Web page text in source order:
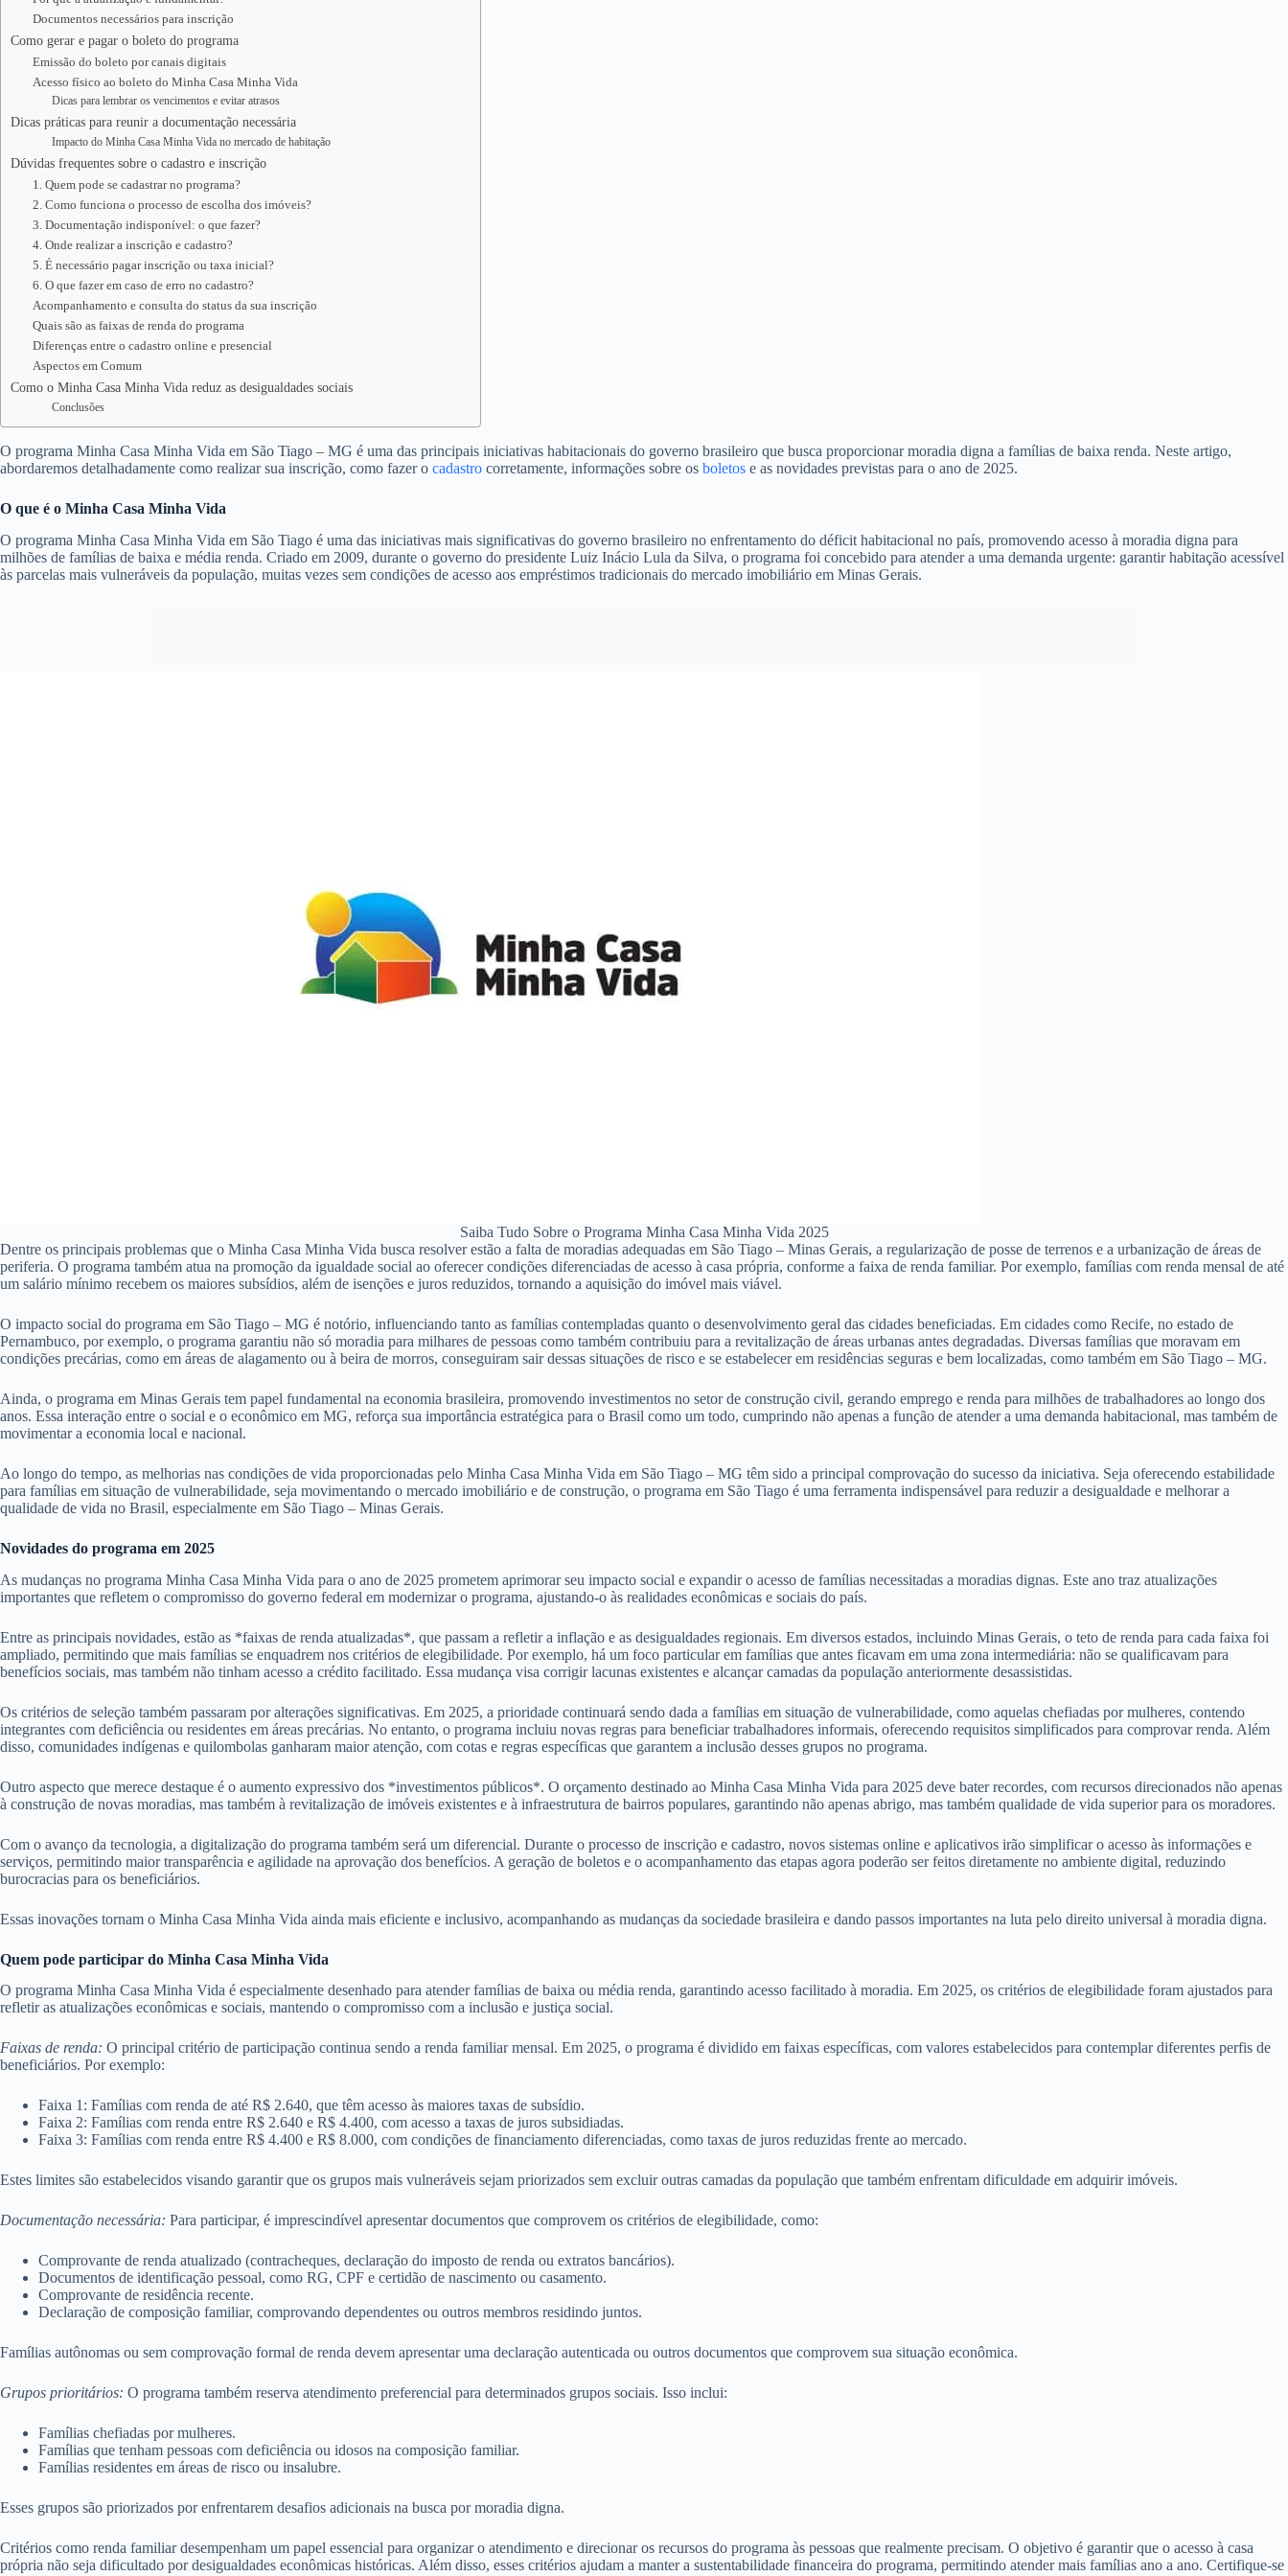
Documentos necessários para inscrição
Como gerar e pagar o boleto do programa
Emissão do boleto por canais digitais
Acesso físico ao boleto do Minha Casa Minha Vida
Dicas para lembrar os vencimentos e evitar atrasos
Dicas práticas para reunir a documentação necessária
Impacto do Minha Casa Minha Vida no mercado de habitação
Dúvidas frequentes sobre o cadastro e inscrição
1. Quem pode se cadastrar no programa?
2. Como funciona o processo de escolha dos imóveis?
3. Documentação indisponível: o que fazer?
4. Onde realizar a inscrição e cadastro?
5. É necessário pagar inscrição ou taxa inicial?
6. O que fazer em caso de erro no cadastro?
Acompanhamento e consulta do status da sua inscrição
Quais são as faixas de renda do programa
Diferenças entre o cadastro online e presencial
Aspectos em Comum
Como o Minha Casa Minha Vida reduz as desigualdades sociais
Conclusões
O programa Minha Casa Minha Vida em São Tiago – MG é uma das principais iniciativas habitacionais do governo brasileiro que busca proporcionar moradia digna a famílias de baixa renda. Neste artigo,
abordaremos detalhadamente como realizar sua inscrição, como fazer o cadastro corretamente, informações sobre os boletos e as novidades previstas para o ano de 2025.
O que é o Minha Casa Minha Vida
O programa Minha Casa Minha Vida em São Tiago é uma das iniciativas mais significativas do governo brasileiro no enfrentamento do déficit habitacional no país, promovendo acesso à moradia digna para
milhões de famílias de baixa e média renda. Criado em 2009, durante o governo do presidente Luiz Inácio Lula da Silva, o programa foi concebido para atender a uma demanda urgente: garantir habitação acessível
às parcelas mais vulneráveis da população, muitas vezes sem condições de acesso aos empréstimos tradicionais do mercado imobiliário em Minas Gerais.
Saiba Tudo Sobre o Programa Minha Casa Minha Vida 2025
Dentre os principais problemas que o Minha Casa Minha Vida busca resolver estão a falta de moradias adequadas em São Tiago – Minas Gerais, a regularização de posse de terrenos e a urbanização de áreas de
periferia. O programa também atua na promoção da igualdade social ao oferecer condições diferenciadas de acesso à casa própria, conforme a faixa de renda familiar. Por exemplo, famílias com renda mensal de até
um salário mínimo recebem os maiores subsídios, além de isenções e juros reduzidos, tornando a aquisição do imóvel mais viável.
O impacto social do programa em São Tiago – MG é notório, influenciando tanto as famílias contempladas quanto o desenvolvimento geral das cidades beneficiadas. Em cidades como Recife, no estado de
Pernambuco, por exemplo, o programa garantiu não só moradia para milhares de pessoas como também contribuiu para a revitalização de áreas urbanas antes degradadas. Diversas famílias que moravam em
condições precárias, como em áreas de alagamento ou à beira de morros, conseguiram sair dessas situações de risco e se estabelecer em residências seguras e bem localizadas, como também em São Tiago – MG.
Ainda, o programa em Minas Gerais tem papel fundamental na economia brasileira, promovendo investimentos no setor de construção civil, gerando emprego e renda para milhões de trabalhadores ao longo dos
anos. Essa interação entre o social e o econômico em MG, reforça sua importância estratégica para o Brasil como um todo, cumprindo não apenas a função de atender a uma demanda habitacional, mas também de
movimentar a economia local e nacional.
Ao longo do tempo, as melhorias nas condições de vida proporcionadas pelo Minha Casa Minha Vida em São Tiago – MG têm sido a principal comprovação do sucesso da iniciativa. Seja oferecendo estabilidade
para famílias em situação de vulnerabilidade, seja movimentando o mercado imobiliário e de construção, o programa em São Tiago é uma ferramenta indispensável para reduzir a desigualdade e melhorar a
qualidade de vida no Brasil, especialmente em São Tiago – Minas Gerais.
Novidades do programa em 2025
As mudanças no programa Minha Casa Minha Vida para o ano de 2025 prometem aprimorar seu impacto social e expandir o acesso de famílias necessitadas a moradias dignas. Este ano traz atualizações
importantes que refletem o compromisso do governo federal em modernizar o programa, ajustando-o às realidades econômicas e sociais do país.
Entre as principais novidades, estão as *faixas de renda atualizadas*, que passam a refletir a inflação e as desigualdades regionais. Em diversos estados, incluindo Minas Gerais, o teto de renda para cada faixa foi
ampliado, permitindo que mais famílias se enquadrem nos critérios de elegibilidade. Por exemplo, há um foco particular em famílias que antes ficavam em uma zona intermediária: não se qualificavam para
benefícios sociais, mas também não tinham acesso a crédito facilitado. Essa mudança visa corrigir lacunas existentes e alcançar camadas da população anteriormente desassistidas.
Os critérios de seleção também passaram por alterações significativas. Em 2025, a prioridade continuará sendo dada a famílias em situação de vulnerabilidade, como aquelas chefiadas por mulheres, contendo
integrantes com deficiência ou residentes em áreas precárias. No entanto, o programa incluiu novas regras para beneficiar trabalhadores informais, oferecendo requisitos simplificados para comprovar renda. Além
disso, comunidades indígenas e quilombolas ganharam maior atenção, com cotas e regras específicas que garantem a inclusão desses grupos no programa.
Outro aspecto que merece destaque é o aumento expressivo dos *investimentos públicos*. O orçamento destinado ao Minha Casa Minha Vida para 2025 deve bater recordes, com recursos direcionados não apenas
à construção de novas moradias, mas também à revitalização de imóveis existentes e à infraestrutura de bairros populares, garantindo não apenas abrigo, mas também qualidade de vida superior para os moradores.
Com o avanço da tecnologia, a digitalização do programa também será um diferencial. Durante o processo de inscrição e cadastro, novos sistemas online e aplicativos irão simplificar o acesso às informações e
serviços, permitindo maior transparência e agilidade na aprovação dos benefícios. A geração de boletos e o acompanhamento das etapas agora poderão ser feitos diretamente no ambiente digital, reduzindo
burocracias para os beneficiários.
Essas inovações tornam o Minha Casa Minha Vida ainda mais eficiente e inclusivo, acompanhando as mudanças da sociedade brasileira e dando passos importantes na luta pelo direito universal à moradia digna.
Quem pode participar do Minha Casa Minha Vida
O programa Minha Casa Minha Vida é especialmente desenhado para atender famílias de baixa ou média renda, garantindo acesso facilitado à moradia. Em 2025, os critérios de elegibilidade foram ajustados para
refletir as atualizações econômicas e sociais, mantendo o compromisso com a inclusão e justiça social.
Faixas de renda: O principal critério de participação continua sendo a renda familiar mensal. Em 2025, o programa é dividido em faixas específicas, com valores estabelecidos para contemplar diferentes perfis de
beneficiários. Por exemplo:
Faixa 1: Famílias com renda de até R$ 2.640, que têm acesso às maiores taxas de subsídio.
Faixa 2: Famílias com renda entre R$ 2.640 e R$ 4.400, com acesso a taxas de juros subsidiadas.
Faixa 3: Famílias com renda entre R$ 4.400 e R$ 8.000, com condições de financiamento diferenciadas, como taxas de juros reduzidas frente ao mercado.
Estes limites são estabelecidos visando garantir que os grupos mais vulneráveis sejam priorizados sem excluir outras camadas da população que também enfrentam dificuldade em adquirir imóveis.
Documentação necessária: Para participar, é imprescindível apresentar documentos que comprovem os critérios de elegibilidade, como:
Comprovante de renda atualizado (contracheques, declaração do imposto de renda ou extratos bancários).
Documentos de identificação pessoal, como RG, CPF e certidão de nascimento ou casamento.
Comprovante de residência recente.
Declaração de composição familiar, comprovando dependentes ou outros membros residindo juntos.
Famílias autônomas ou sem comprovação formal de renda devem apresentar uma declaração autenticada ou outros documentos que comprovem sua situação econômica.
Grupos prioritários: O programa também reserva atendimento preferencial para determinados grupos sociais. Isso inclui:
Famílias chefiadas por mulheres.
Famílias que tenham pessoas com deficiência ou idosos na composição familiar.
Famílias residentes em áreas de risco ou insalubre.
Esses grupos são priorizados por enfrentarem desafios adicionais na busca por moradia digna.
Critérios como renda familiar desempenham um papel essencial para organizar o atendimento e direcionar os recursos do programa às pessoas que realmente precisam. O objetivo é garantir que o acesso à casa
própria não seja dificultado por desigualdades econômicas históricas. Além disso, esses critérios ajudam a manter a sustentabilidade financeira do programa, permitindo atender mais famílias ano a ano. Certifique-se